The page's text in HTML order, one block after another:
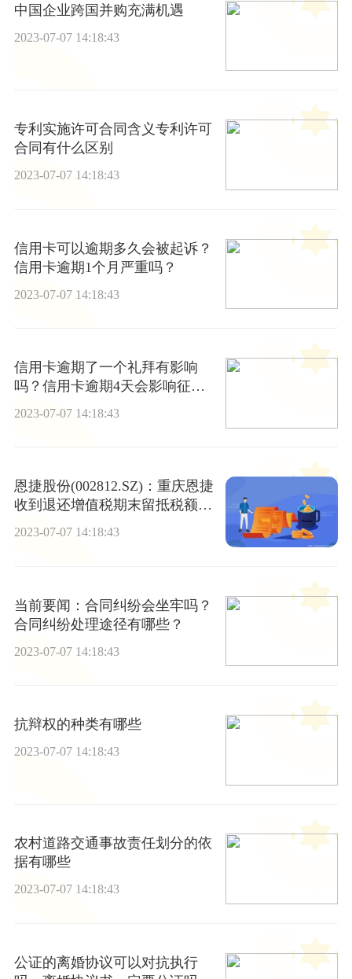
中国企业跨国并购充满机遇
2023-07-07 14:18:43
专利实施许可合同含义专利许可
合同有什么区别
2023-07-07 14:18:43
信用卡可以逾期多久会被起诉？
信用卡逾期1个月严重吗？
2023-07-07 14:18:43
信用卡逾期了一个礼拜有影响
吗？信用卡逾期4天会影响征信
2023-07-07 14:18:43
恩捷股份(002812.SZ)：重庆恩捷
收到退还增值税期末留抵税额约
2.07亿元
2023-07-07 14:18:43
当前要闻：合同纠纷会坐牢吗？
合同纠纷处理途径有哪些？
2023-07-07 14:18:43
抗辩权的种类有哪些
2023-07-07 14:18:43
农村道路交通事故责任划分的依
据有哪些
2023-07-07 14:18:43
公证的离婚协议可以对抗执行